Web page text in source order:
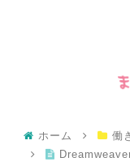
ホーム 働